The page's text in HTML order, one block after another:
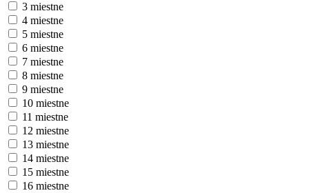
3 miestne
4 miestne
5 miestne
6 miestne
7 miestne
8 miestne
9 miestne
10 miestne
11 miestne
12 miestne
13 miestne
14 miestne
15 miestne
16 miestne